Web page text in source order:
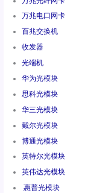
万兆电口网卡
百兆交换机
收发器
光端机
华为光模块
思科光模块
华三光模块
戴尔光模块
博通光模块
英特尔光模块
英伟达光模块
惠普光模块